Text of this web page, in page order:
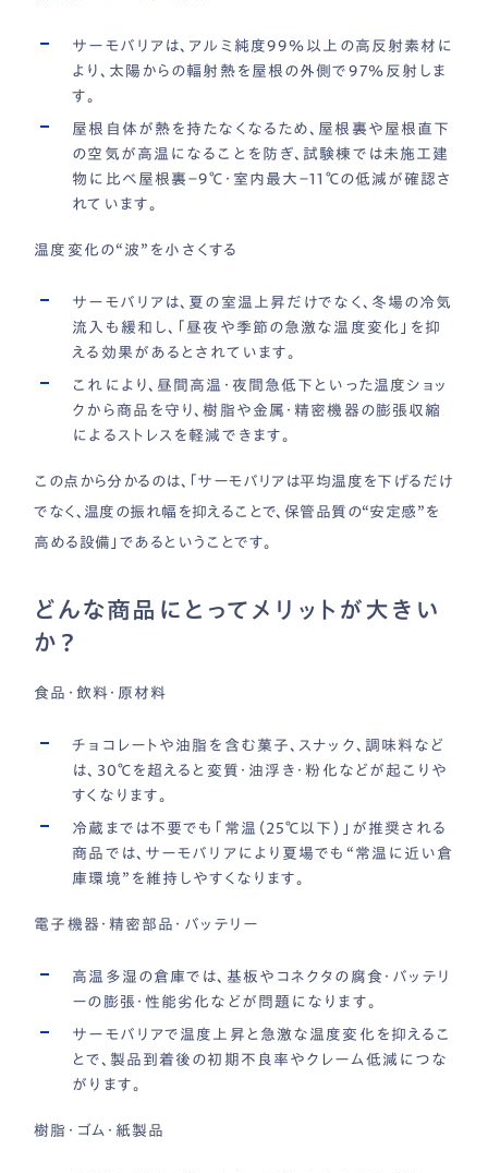
サーモバリアは、アルミ純度99％以上の高反射素材に
より、太陽からの輻射熱を屋根の外側で97％反射しま
す。
屋根自体が熱を持たなくなるため、屋根裏や屋根直下
の空気が高温になることを防ぎ、試験棟では未施工建
物に比べ屋根裏−9℃・室内最大−11℃の低減が確認さ
れています。
温度変化の“波”を小さくする
サーモバリアは、夏の室温上昇だけでなく、冬場の冷気
流入も緩和し、「昼夜や季節の急激な温度変化」を抑
える効果があるとされています。
これにより、昼間高温・夜間急低下といった温度ショッ
クから商品を守り、樹脂や金属・精密機器の膨張収縮
によるストレスを軽減できます。
この点から分かるのは、「サーモバリアは平均温度を下げるだけ
でなく、温度の振れ幅を抑えることで、保管品質の“安定感”を
高める設備」であるということです。
どんな商品にとってメリットが大きい
か？
食品・飲料・原材料
チョコレートや油脂を含む菓子、スナック、調味料など
は、30℃を超えると変質・油浮き・粉化などが起こりや
すくなります。
冷蔵までは不要でも「常温（25℃以下）」が推奨される
商品では、サーモバリアにより夏場でも“常温に近い倉
庫環境”を維持しやすくなります。
電子機器・精密部品・バッテリー
高温多湿の倉庫では、基板やコネクタの腐食・バッテリ
ーの膨張・性能劣化などが問題になります。
サーモバリアで温度上昇と急激な温度変化を抑えるこ
とで、製品到着後の初期不良率やクレーム低減につな
がります。
樹脂・ゴム・紙製品